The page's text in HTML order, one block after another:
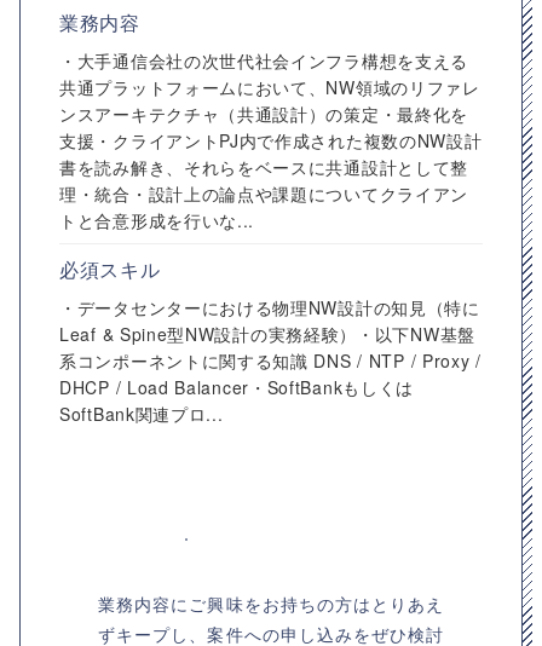
業務内容
・大手通信会社の次世代社会インフラ構想を支える
共通プラットフォームにおいて、NW領域のリファレ
ンスアーキテクチャ（共通設計）の策定・最終化を
支援・クライアントPJ内で作成された複数のNW設計
書を読み解き、それらをベースに共通設計として整
理・統合・設計上の論点や課題についてクライアン
トと合意形成を行いな...
必須スキル
・データセンターにおける物理NW設計の知見（特に
Leaf & Spine型NW設計の実務経験）・以下NW基盤
系コンポーネントに関する知識 DNS / NTP / Proxy /
DHCP / Load Balancer・SoftBankもしくは
SoftBank関連プロ...
業務内容にご興味をお持ちの方はとりあえ
ずキープし、案件への申し込みをぜひ検討